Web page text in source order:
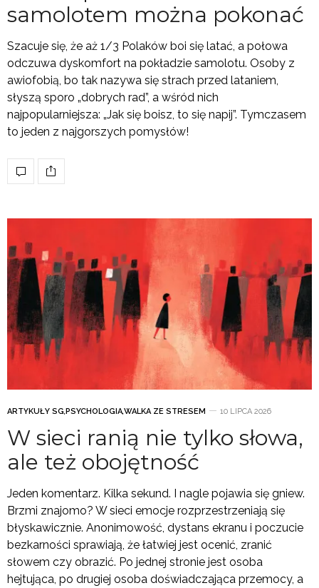
samolotem można pokonać
Szacuje się, że aż 1/3 Polaków boi się latać, a połowa
odczuwa dyskomfort na pokładzie samolotu. Osoby z
awiofobią, bo tak nazywa się strach przed lataniem,
słyszą sporo „dobrych rad”, a wśród nich
najpopularniejsza: „Jak się boisz, to się napij”. Tymczasem
to jeden z najgorszych pomysłów!
ARTYKUŁY SG PSYCHOLOGIAWALKA ZE STRESEM 10 LIPCA 2026
W sieci ranią nie tylko słowa,
ale też obojętność
Jeden komentarz. Kilka sekund. I nagle pojawia się gniew.
Brzmi znajomo? W sieci emocje rozprzestrzeniają się
błyskawicznie. Anonimowość, dystans ekranu i poczucie
bezkarności sprawiają, że łatwiej jest ocenić, zranić
słowem czy obrazić. Po jednej stronie jest osoba
hejtująca, po drugiej osoba doświadczająca przemocy, a